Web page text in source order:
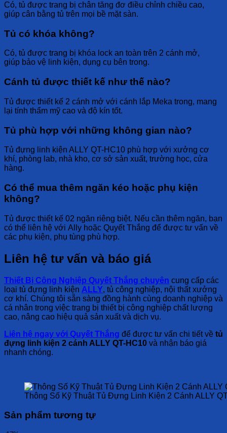
Có, tủ được trang bị chân tăng đơ điều chỉnh chiều cao,
giúp cân bằng tủ trên mọi bề mặt sàn.
Tủ có khóa không?
Có, tủ được trang bị khóa lock an toàn trên 2 cánh mở,
giúp bảo vệ linh kiện, dụng cụ bên trong.
Cánh tủ được thiết kế như thế nào?
Tủ được thiết kế 2 cánh mở với cánh lắp Meka trong, mang
lại tính thẩm mỹ cao và độ kín tốt.
Tủ phù hợp với những không gian nào?
Tủ đựng linh kiện ALLY QT-HC10 phù hợp với xưởng cơ
khí, phòng lab, nhà kho, cơ sở sản xuất, trường học, cửa
hàng.
Có thể mua thêm ngăn kéo hoặc phụ kiện
không?
Tủ được thiết kế 02 ngăn riêng biệt. Nếu cần thêm ngăn, bạn
có thể liên hệ với Ally hoặc Quyết Thắng để được tư vấn về
các phụ kiện, phụ tùng phù hợp.
Liên hệ tư vấn và báo giá
Thiết Bị Công Nghiệp Quyết Thắng chuyên cung cấp các
loại tủ đựng linh kiện ALLY, tủ công nghiệp, nội thất xưởng
cơ khí. Chúng tôi sẵn sàng đồng hành cùng doanh nghiệp và
cá nhân trong việc trang bị thiết bị công nghiệp chất lượng
cao, nâng cao hiệu quả sản xuất và dịch vụ.
Liên hệ ngay với Quyết Thắng để được tư vấn chi tiết về tủ
đựng linh kiện 2 cánh ALLY QT-HC10 và nhận báo giá
nhanh chóng.
Thông Số Kỹ Thuật Tủ Đựng Linh Kiện 2 Cánh ALLY
Sản phẩm tương tự